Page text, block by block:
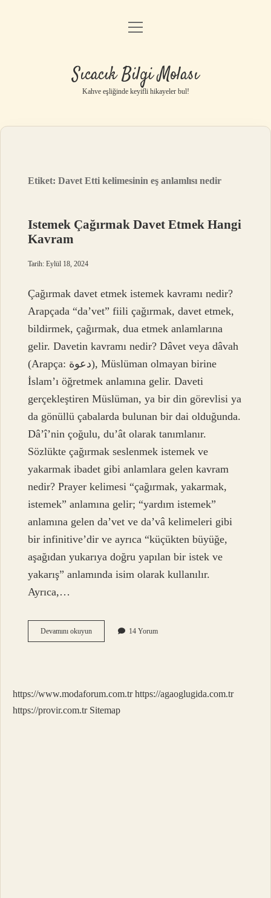
Anasayfa
Yasal Uyarı
menüyü
Sıcacık Bilgi Molası
Kahve eşliğinde keyifli hikayeler bul!
Etiket:Davet Etti kelimesinin eş anlamlısı nedir
Istemek Çağırmak Davet Etmek Hangi
Kavram
Tarih: Eylül 18, 2024
Çağırmak davet etmek istemek kavramı nedir?
Arapçada “da’vet” fiili çağırmak, davet etmek,
bildirmek, çağırmak, dua etmek anlamlarına
gelir. Davetin kavramı nedir? Dâvet veya dâvah
(Arapça: دعوة), Müslüman olmayan birine
İslam’ı öğretmek anlamına gelir. Daveti
gerçekleştiren Müslüman, ya bir din görevlisi ya
da gönüllü çabalarda bulunan bir dai olduğunda.
Dâ’î’nin çoğulu, du’ât olarak tanımlanır.
Sözlükte çağırmak seslenmek istemek ve
yakarmak ibadet gibi anlamlara gelen kavram
nedir? Prayer kelimesi “çağırmak, yakarmak,
istemek” anlamına gelir; “yardım istemek”
anlamına gelen da’vet ve da’vâ kelimeleri gibi
bir infinitive’dir ve ayrıca “küçükten büyüğe,
aşağıdan yukarıya doğru yapılan bir istek ve
yakarış” anlamında isim olarak kullanılır.
Ayrıca,…
Devamını okuyunIstemek
Çağırmak
14 Yorum
https://www.modaforum.com.tr https://agaoglugida.com.tr
https://provir.com.tr Sitemap